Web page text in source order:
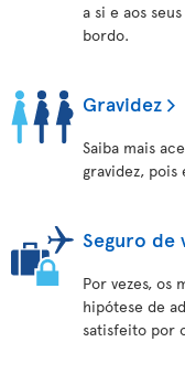
a si e aos
bordo.
Gravidez
Saiba mais
gravidez, pois
Seguro de
Por vezes, os
hipótese de
satisfeito por